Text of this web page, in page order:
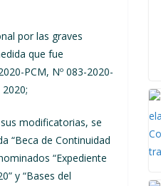
por las graves
que fue
PCM, Nº 083-2020-
modificatorias, se
“Beca de Continuidad
“Expediente
y “Bases del